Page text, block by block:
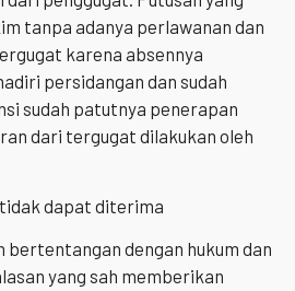
tanpa adanya perlawanan dan
karena absennya
persidangan dan sudah
sudah patutnya penerapan
dari tergugat dilakukan oleh
dapat diterima
bertentangan dengan hukum dan
yang sah memberikan